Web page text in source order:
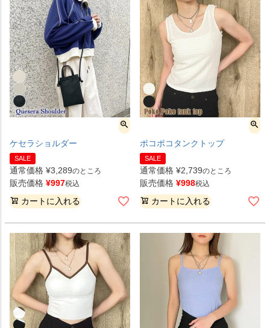
ケセラショルダー
SALE
通常価格 ¥3,289のところ
販売価格 ¥997税込
カートに入れる
ポコポコタンクトップ
SALE
通常価格 ¥2,739のところ
販売価格 ¥998税込
カートに入れる